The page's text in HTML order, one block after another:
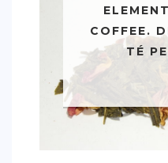
COFFEE.
TÉ